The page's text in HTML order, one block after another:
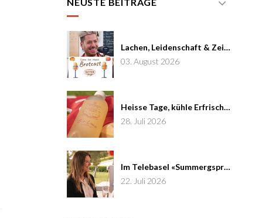
Lachen, Leidenschaft & Zeit: Joël von Mutzenbecher im Brotcast #7
03. August 2026
Heisse Tage, kühle Erfrischung
28. Juli 2026
Im Telebasel «Summergspröch» zu Gast
22. Juli 2026